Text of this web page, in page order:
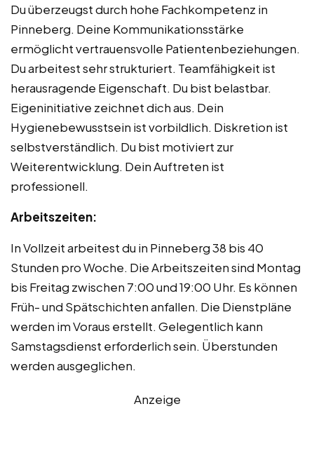
Du überzeugst durch hohe Fachkompetenz in
Pinneberg. Deine Kommunikationsstärke
ermöglicht vertrauensvolle Patientenbeziehungen.
Du arbeitest sehr strukturiert. Teamfähigkeit ist
herausragende Eigenschaft. Du bist belastbar.
Eigeninitiative zeichnet dich aus. Dein
Hygienebewusstsein ist vorbildlich. Diskretion ist
selbstverständlich. Du bist motiviert zur
Weiterentwicklung. Dein Auftreten ist
professionell.
Arbeitszeiten:
In Vollzeit arbeitest du in Pinneberg 38 bis 40
Stunden pro Woche. Die Arbeitszeiten sind Montag
bis Freitag zwischen 7:00 und 19:00 Uhr. Es können
Früh- und Spätschichten anfallen. Die Dienstpläne
werden im Voraus erstellt. Gelegentlich kann
Samstagsdienst erforderlich sein. Überstunden
werden ausgeglichen.
Anzeige